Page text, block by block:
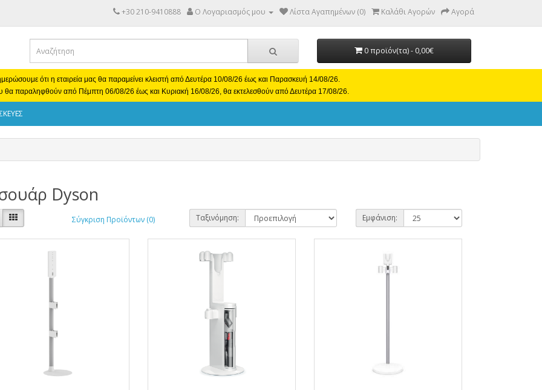
+30 210-9410888 Ο Λογαριασμός μου Λίστα Αγαπημένων (0) Καλάθι Αγορών Αγορά
0 προϊόν(τα) - 0,00€
ότι η εταιρεία μας θα παραμείνει κλειστή από Δευτέρα 10/08/26 έως και Παρασκευή 14/08/26.
θα παραληφθούν από Πέμπτη 06/08/26 έως και Κυριακή 16/08/26, θα εκτελεσθούν από Δευτέρα 17/08/26.
Dyson
Σύγκριση Προϊόντων (0) Ταξινόμηση: Εμφάνιση: